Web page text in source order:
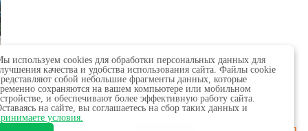
в сфере связи,
используем cookies для обработки персональных данных для
качества и удобства использования сайта. Файлы cookie
собой небольшие фрагменты данных, которые
сохраняются на вашем компьютере или мобильном
и обеспечивают более эффективную работу сайта.
на сайте, вы соглашаетесь на сбор таких данных и
условия.